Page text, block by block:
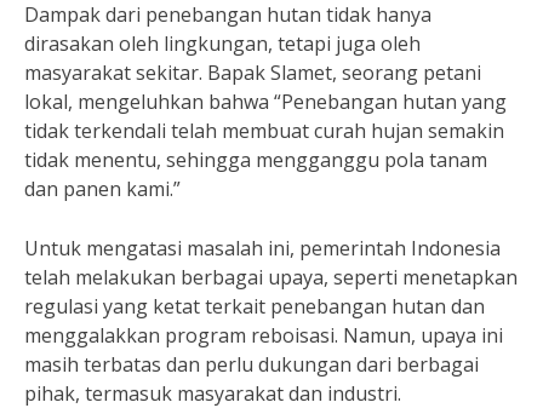
Dampak dari penebangan hutan tidak hanya
dirasakan oleh lingkungan, tetapi juga oleh
masyarakat sekitar. Bapak Slamet, seorang petani
lokal, mengeluhkan bahwa “Penebangan hutan yang
tidak terkendali telah membuat curah hujan semakin
tidak menentu, sehingga mengganggu pola tanam
dan panen kami.”
Untuk mengatasi masalah ini, pemerintah Indonesia
telah melakukan berbagai upaya, seperti menetapkan
regulasi yang ketat terkait penebangan hutan dan
menggalakkan program reboisasi. Namun, upaya ini
masih terbatas dan perlu dukungan dari berbagai
pihak, termasuk masyarakat dan industri.